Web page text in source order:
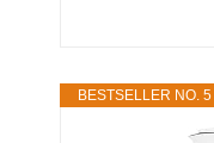
BESTSELLER NO. 5